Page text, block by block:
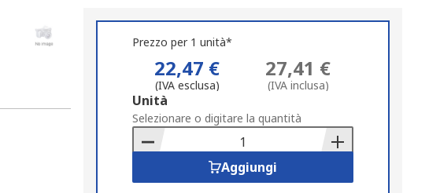
Prezzo per 1 unità*
22,47 €
(IVA esclusa)
27,41 €
(IVA inclusa)
Add
to
Basket
Unità
Selezionare o digitare la quantità
Aggiungi